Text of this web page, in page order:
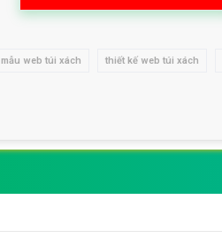
mẫu web túi xách thiết kế web túi xách